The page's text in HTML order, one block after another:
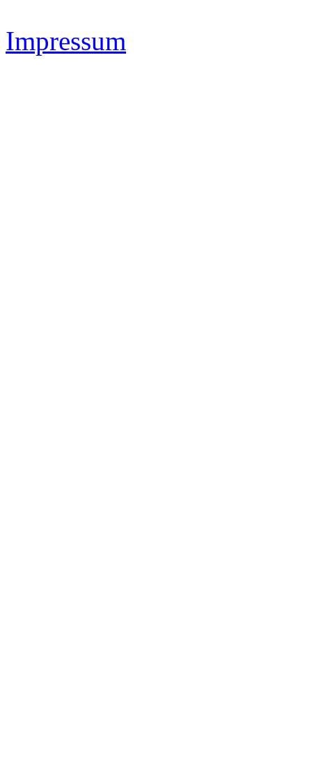
Impressum